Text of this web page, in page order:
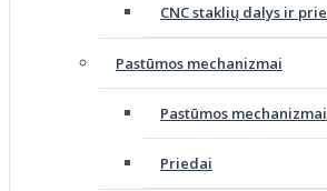
CNC staklių dalys ir
Pastūmos mechanizmai
Pastūmos mechanizmai
Priedai